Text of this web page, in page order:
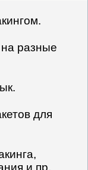
на разные
для
и пр.